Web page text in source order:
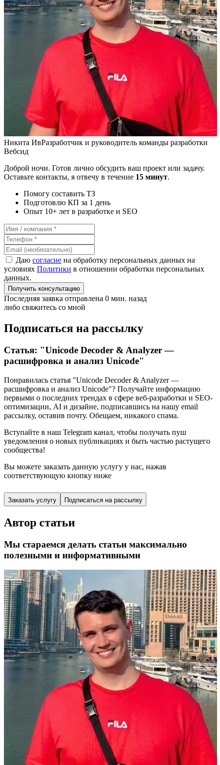
Никита ИвРазработчик и руководитель команды разработки
Вебсид
Доброй ночи. Готов лично обсудить ваш проект или задачу.
Оставьте контакты, я отвечу в течение 15 минут.
Помогу составить ТЗ
Подготовлю КП за 1 день
Опыт 10+ лет в разработке и SEO
Даю согласие на обработку персональных данных на
условиях Политики в отношении обработки персональных
данных.
Получить консультацию
Последняя заявка отправлена 0 мин. назад
либо свяжитесь со мной
Подписаться на рассылку
Статья: "Unicode Decoder & Analyzer —
расшифровка и анализ Unicode"
Понравилась статья "Unicode Decoder & Analyzer —
расшифровка и анализ Unicode"? Получайте информацию
первыми о последних трендах в сфере веб-разработки и SEO-
оптимизации, AI и дизайне, подписавшись на нашу email
рассылку, оставив почту. Обещаем, никакого спама.
Вступайте в наш Telegram канал, чтобы получать пуш
уведомления о новых публикациях и быть частью растущего
сообщества!
Вы можете заказать данную услугу у нас, нажав
соответствующую кнопку ниже
Заказать услугу Подписаться на рассылку
Автор статьи
Мы стараемся делать статьи максимально
полезными и информативными